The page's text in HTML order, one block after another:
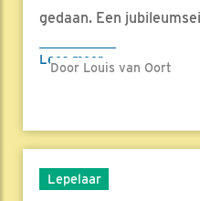
gedaan. Een
Lees meer
Door Louis van Oort
Lepelaar